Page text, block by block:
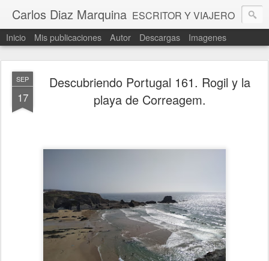
Carlos Diaz Marquina ESCRITOR Y VIAJERO
Inicio Mis publicaciones Autor Descargas Imagenes
SEP
17
Descubriendo Portugal 161. Rogil y la
playa de Correagem.